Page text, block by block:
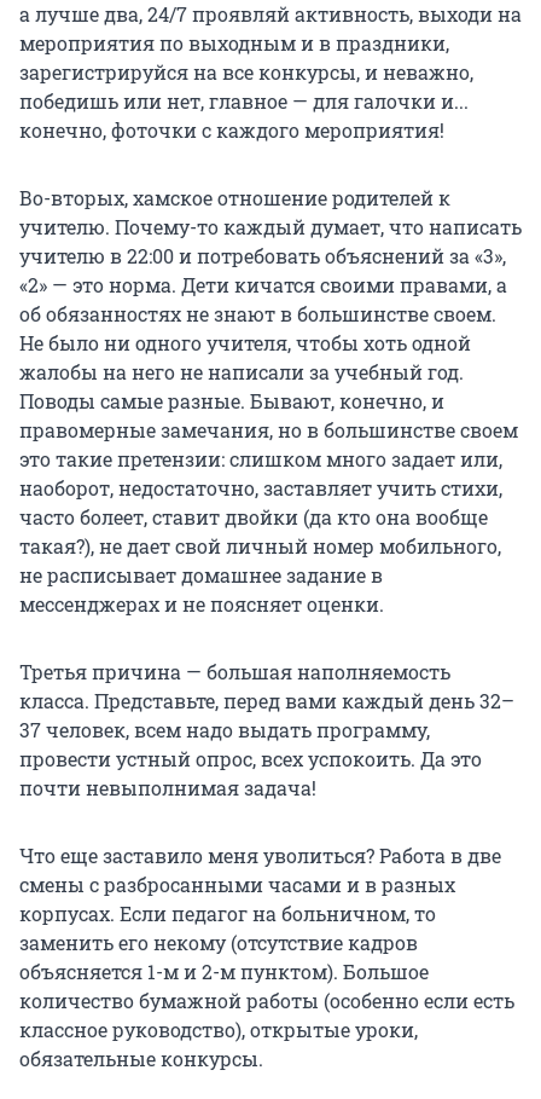
а лучше два, 24/7 проявляй активность, выходи на
мероприятия по выходным и в праздники,
зарегистрируйся на все конкурсы, и неважно,
победишь или нет, главное — для галочки и...
конечно, фоточки с каждого мероприятия!
Во-вторых, хамское отношение родителей к
учителю. Почему-то каждый думает, что написать
учителю в 22:00 и потребовать объяснений за «3»,
«2» — это норма. Дети кичатся своими правами, а
об обязанностях не знают в большинстве своем.
Не было ни одного учителя, чтобы хоть одной
жалобы на него не написали за учебный год.
Поводы самые разные. Бывают, конечно, и
правомерные замечания, но в большинстве своем
это такие претензии: слишком много задает или,
наоборот, недостаточно, заставляет учить стихи,
часто болеет, ставит двойки (да кто она вообще
такая?), не дает свой личный номер мобильного,
не расписывает домашнее задание в
мессенджерах и не поясняет оценки.
Третья причина — большая наполняемость
класса. Представьте, перед вами каждый день 32–
37 человек, всем надо выдать программу,
провести устный опрос, всех успокоить. Да это
почти невыполнимая задача!
Что еще заставило меня уволиться? Работа в две
смены с разбросанными часами и в разных
корпусах. Если педагог на больничном, то
заменить его некому (отсутствие кадров
объясняется 1-м и 2-м пунктом). Большое
количество бумажной работы (особенно если есть
классное руководство), открытые уроки,
обязательные конкурсы.